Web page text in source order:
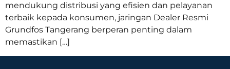
mendukung distribusi yang efisien dan pelayanan
terbaik kepada konsumen, jaringan Dealer Resmi
Grundfos Tangerang berperan penting dalam
memastikan […]